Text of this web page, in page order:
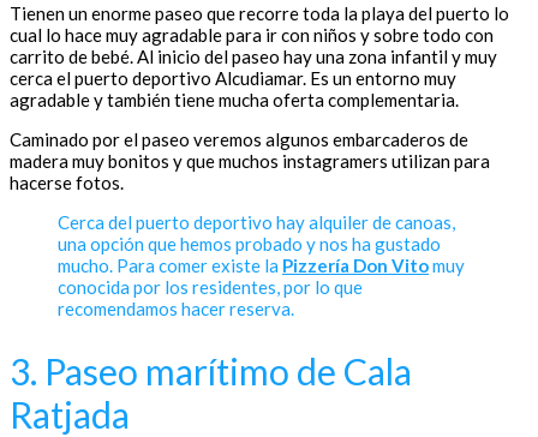
Tienen un enorme paseo que recorre toda la playa del puerto lo
cual lo hace muy agradable para ir con niños y sobre todo con
carrito de bebé. Al inicio del paseo hay una zona infantil y muy
cerca el puerto deportivo Alcudiamar. Es un entorno muy
agradable y también tiene mucha oferta complementaria.
Caminado por el paseo veremos algunos embarcaderos de
madera muy bonitos y que muchos instagramers utilizan para
hacerse fotos.
Cerca del puerto deportivo hay alquiler de canoas,
una opción que hemos probado y nos ha gustado
mucho. Para comer existe la Pizzería Don Vitomuy
conocida por los residentes, por lo que
recomendamos hacer reserva.
3. Paseo marítimo de Cala
Ratjada